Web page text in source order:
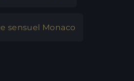
sensuel Monaco